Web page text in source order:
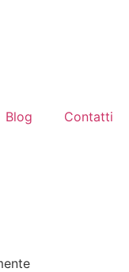
Blog Contatti